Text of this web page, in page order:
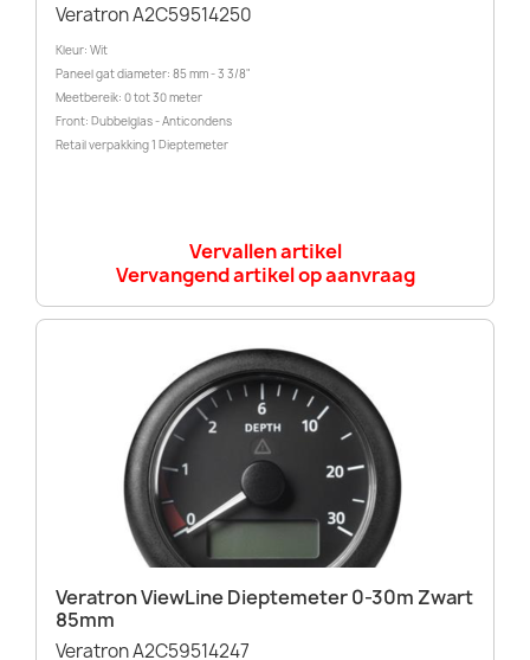
Veratron A2C59514250
Kleur: Wit
Paneel gat diameter: 85 mm - 3 3/8"
Meetbereik: 0 tot 30 meter
Front: Dubbelglas - Anticondens
Retail verpakking 1 Dieptemeter
Vervallen artikel
Vervangend artikel op aanvraag
Veratron ViewLine Dieptemeter 0-30m Zwart
85mm
Veratron A2C59514247